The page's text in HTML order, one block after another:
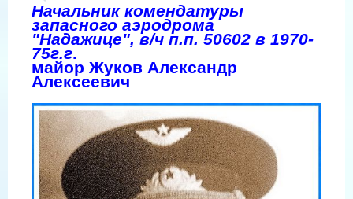
Начальник комендатуры
запасного аэродрома
"Надажице", в/ч п.п. 50602 в 1970-
75г.г.
майор Жуков Александр
Алексеевич